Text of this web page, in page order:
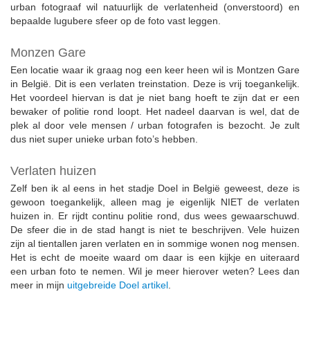
urban fotograaf wil natuurlijk de verlatenheid (onverstoord) en
bepaalde lugubere sfeer op de foto vast leggen.
Monzen Gare
Een locatie waar ik graag nog een keer heen wil is Montzen Gare
in België. Dit is een verlaten treinstation. Deze is vrij toegankelijk.
Het voordeel hiervan is dat je niet bang hoeft te zijn dat er een
bewaker of politie rond loopt. Het nadeel daarvan is wel, dat de
plek al door vele mensen / urban fotografen is bezocht. Je zult
dus niet super unieke urban foto’s hebben.
Verlaten huizen
Zelf ben ik al eens in het stadje Doel in België geweest, deze is
gewoon toegankelijk, alleen mag je eigenlijk NIET de verlaten
huizen in. Er rijdt continu politie rond, dus wees gewaarschuwd.
De sfeer die in de stad hangt is niet te beschrijven. Vele huizen
zijn al tientallen jaren verlaten en in sommige wonen nog mensen.
Het is echt de moeite waard om daar is een kijkje en uiteraard
een urban foto te nemen. Wil je meer hierover weten? Lees dan
meer in mijn uitgebreide Doel artikel.